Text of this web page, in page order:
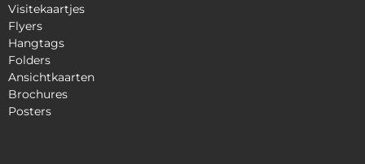
Visitekaartjes
Flyers
Hangtags
Folders
Ansichtkaarten
Brochures
Posters